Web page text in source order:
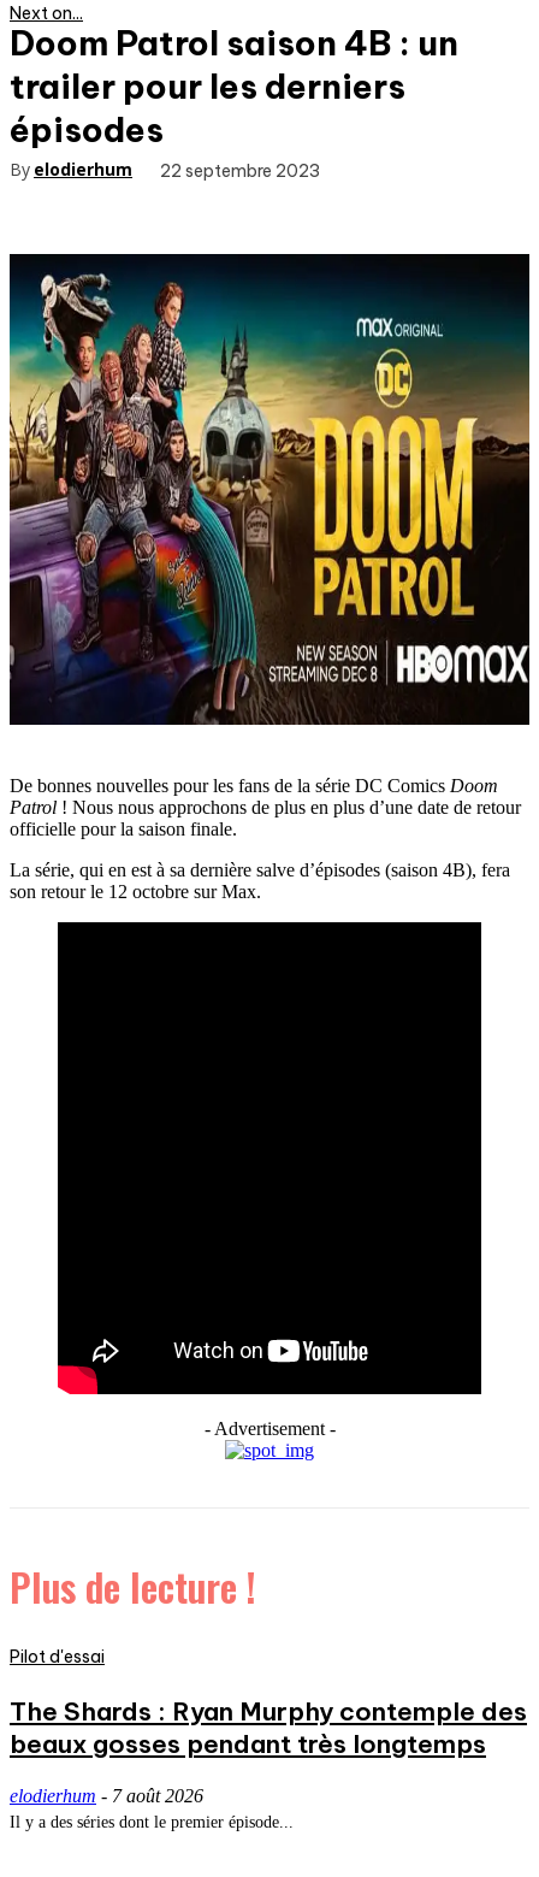
Next on...
Doom Patrol saison 4B : un
trailer pour les derniers
épisodes
By elodierhum 22 septembre 2023
De bonnes nouvelles pour les fans de la série DC Comics Doom
Patrol ! Nous nous approchons de plus en plus d’une date de retour
officielle pour la saison finale.
La série, qui en est à sa dernière salve d’épisodes (saison 4B), fera
son retour le 12 octobre sur Max.
- Advertisement -
Plus de lecture !
Pilot d'essai
The Shards : Ryan Murphy contemple des
beaux gosses pendant très longtemps
elodierhum - 7 août 2026
Il y a des séries dont le premier épisode...